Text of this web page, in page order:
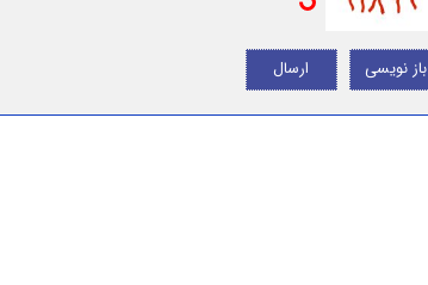
ارسال باز نویسی